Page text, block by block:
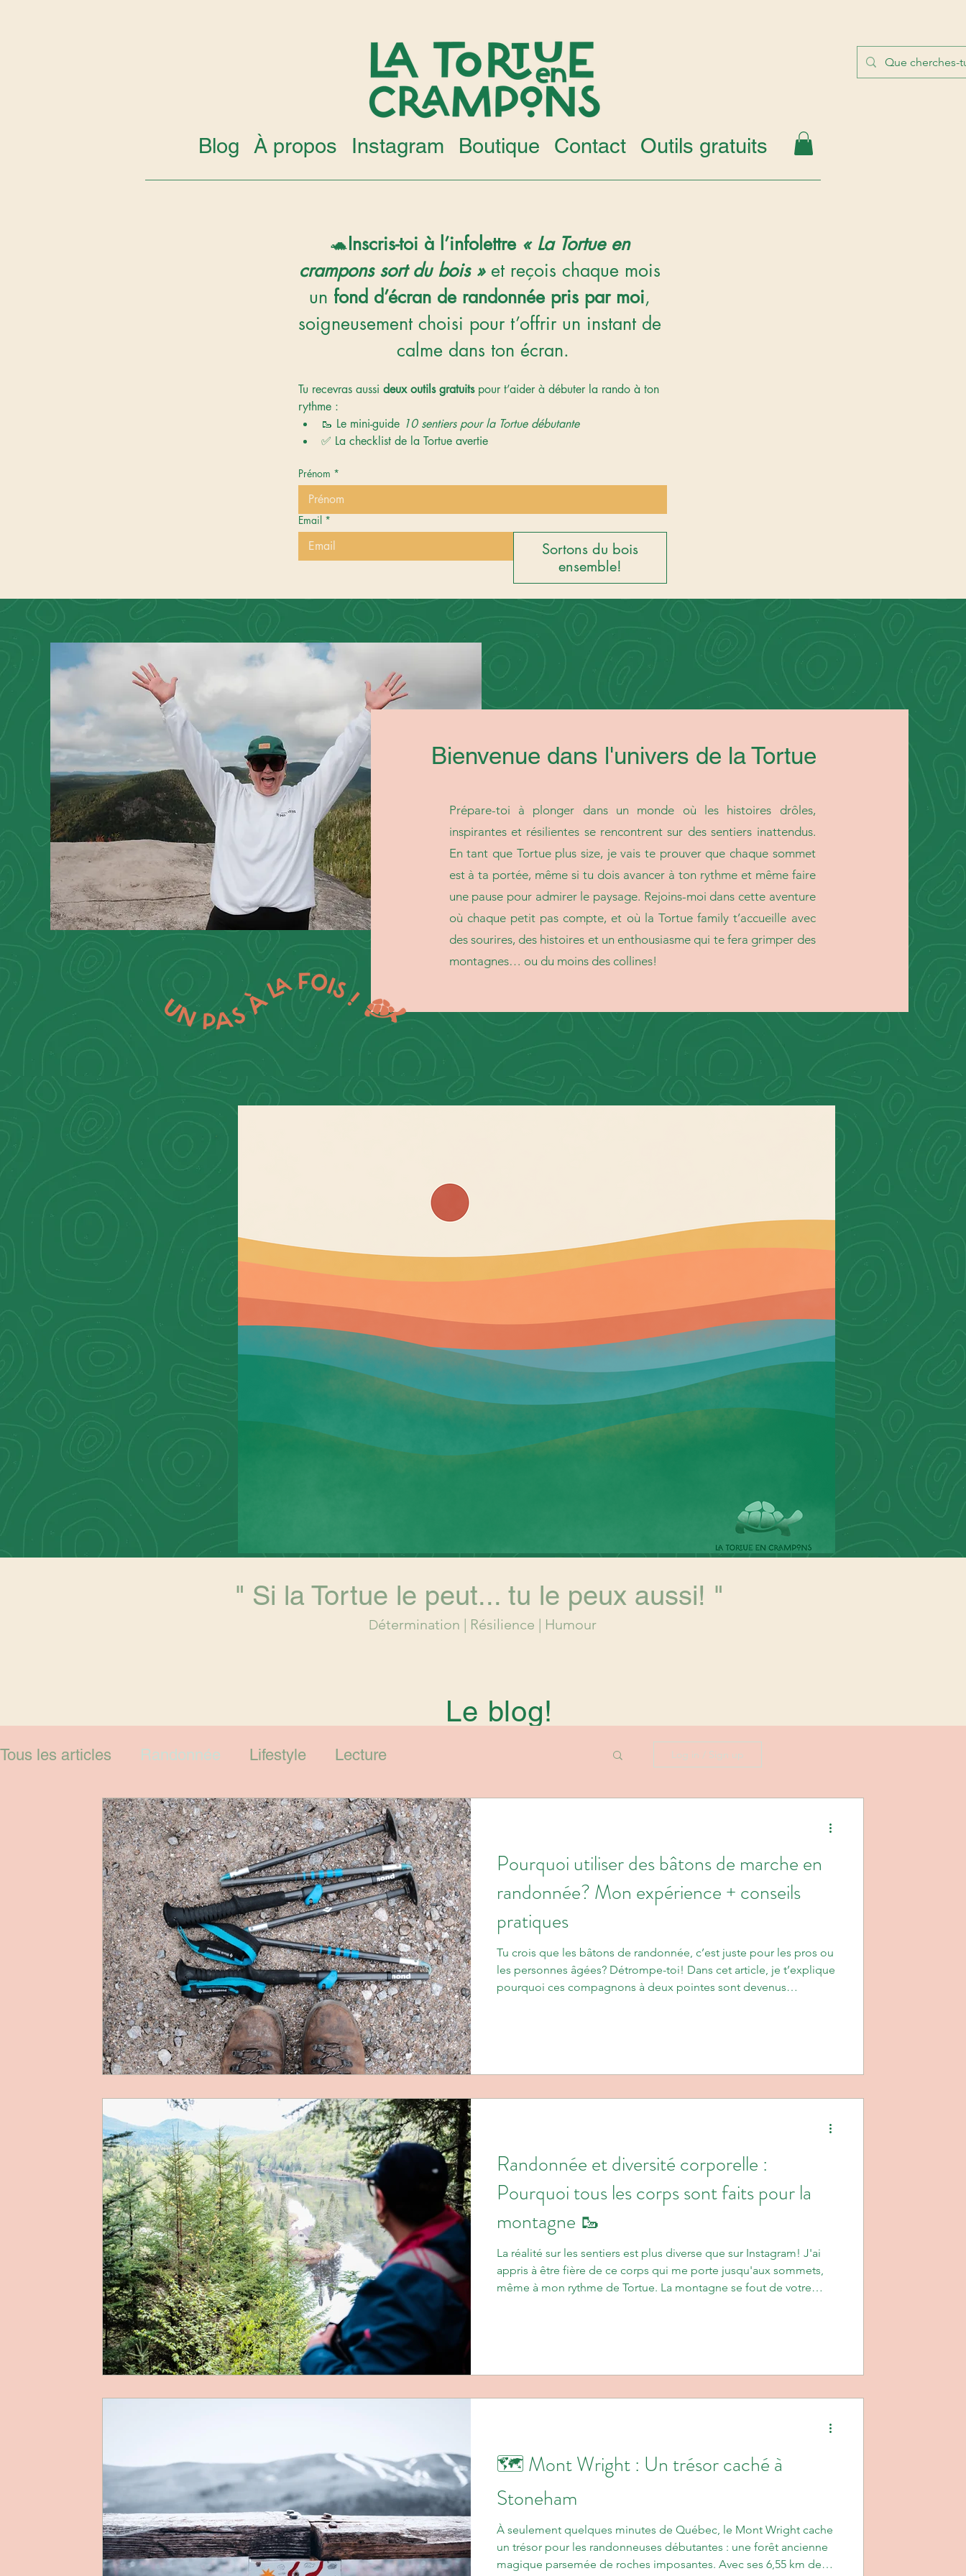
Blog À propos Instagram Boutique Contact Outils gratuits
🐢Inscris-toi à l’infolettre « La Tortue en
crampons sort du bois » et reçois chaque mois
un fond d’écran de randonnée pris par moi,
soigneusement choisi pour t’offrir un instant de
calme dans ton écran.
Tu recevras aussi deux outils gratuits pour t’aider à débuter la rando à ton
rythme :
🥾 Le mini-guide 10 sentiers pour la Tortue débutante
✅ La checklist de la Tortue avertie
Prénom *
Email *
Sortons du bois
ensemble!
Bienvenue dans l'univers de la Tortue
Prépare-toi à plonger dans un monde où les histoires drôles,
inspirantes et résilientes se rencontrent sur des sentiers inattendus.
En tant que Tortue plus size, je vais te prouver que chaque sommet
est à ta portée, même si tu dois avancer à ton rythme et même faire
une pause pour admirer le paysage. Rejoins-moi dans cette aventure
où chaque petit pas compte, et où la Tortue family t’accueille avec
des sourires, des histoires et un enthousiasme qui te fera grimper des
montagnes… ou du moins des collines!
" Si la Tortue le peut... tu le peux aussi! "
Détermination | Résilience | Humour
Le blog!
Tous les articles Randonnée Lifestyle Lecture Log in / Sign up
Pourquoi utiliser des bâtons de marche en
randonnée? Mon expérience + conseils
pratiques
Tu crois que les bâtons de randonnée, c’est juste pour les pros ou
les personnes âgées? Détrompe-toi! Dans cet article, je t’explique
pourquoi ces compagnons à deux pointes sont devenus
Randonnée et diversité corporelle :
Pourquoi tous les corps sont faits pour la
montagne 🥾
La réalité sur les sentiers est plus diverse que sur Instagram! J'ai
appris à être fière de ce corps qui me porte jusqu'aux sommets,
même à mon rythme de Tortue. La montagne se fout de votre
🗺️ Mont Wright : Un trésor caché à
Stoneham
À seulement quelques minutes de Québec, le Mont Wright cache
un trésor pour les randonneuses débutantes : une forêt ancienne
magique parsemée de roches imposantes. Avec ses 6,55 km de